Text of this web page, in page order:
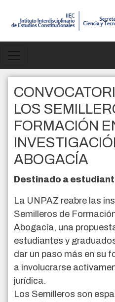
LOS
FORMACIÓN
ABOGACÍA
Destinado a
La UNPAZ reabre las
Semilleros de
Abogacía, una
estudiantes y
dar un paso más en su
a involucrarse
jurídica.
Los Semilleros son